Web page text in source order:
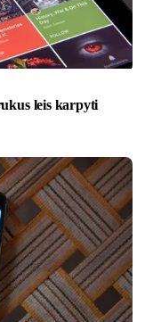
leis karpyti